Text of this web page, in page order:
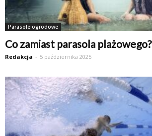
Parasole ogrodowe
Co zamiast parasola plażowego?
Redakcja - 5 października 2025